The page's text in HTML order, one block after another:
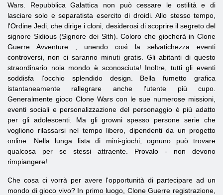
Wars. Repubblica Galattica non può cessare le ostilità e di
lasciare solo e separatista esercito di droidi. Allo stesso tempo,
l'Ordine Jedi, che dirige i cloni, desiderosi di scoprire il segreto del
signore Sidious (Signore dei Sith). Coloro che giocherà in Clone
Guerre Avventure
, unendo così la selvatichezza eventi
controversi, non ci saranno minuti gratis. Gli abitanti di questo
straordinario noia mondo è sconosciuta! Inoltre, tutti gli eventi
soddisfa l'occhio splendido design. Bella fumetto grafica
istantaneamente rallegrare anche l'utente più cupo.
Generalmente gioco Clone Wars con le sue numerose missioni,
eventi sociali e personalizzazione del personaggio è più adatto
per gli adolescenti. Ma gli growni spesso persone serie che
vogliono rilassarsi nel tempo libero, dipendenti da un progetto
online. Nella lunga lista di mini-giochi, ognuno può trovare
qualcosa per se stessi attraente. Provalo - non devono
rimpiangere!
Che cosa ci vorrà per avere l'opportunità di partecipare ad un
mondo di gioco vivo? In primo luogo, CloneGuerre registrazione,